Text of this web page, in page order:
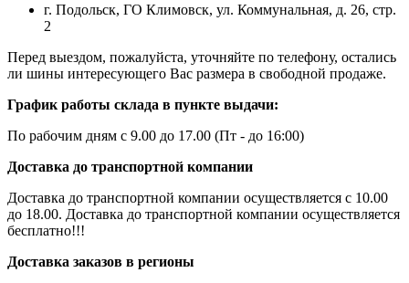
г. Подольск, ГО Климовск, ул. Коммунальная, д. 26, стр.
2
Перед выездом, пожалуйста, уточняйте по телефону, остались
ли шины интересующего Вас размера в свободной продаже.
График работы склада в пункте выдачи:
По рабочим дням с 9.00 до 17.00 (Пт - до 16:00)
Доставка до транспортной компании
Доставка до транспортной компании осуществляется с 10.00
до 18.00. Доставка до транспортной компании осуществляется
бесплатно!!!
Доставка заказов в регионы